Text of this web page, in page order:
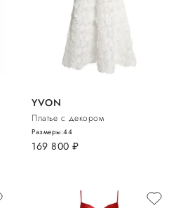
YVON
Платье с декором
169 800 руб.
Размеры:44